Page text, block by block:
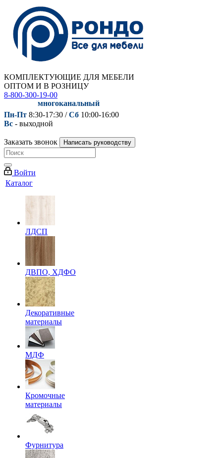
КОМПЛЕКТУЮЩИЕ ДЛЯ МЕБЕЛИ
ОПТОМ И В РОЗНИЦУ
8-800-300-19-00
многоканальный
Пн-Пт 8:30-17:30 /Сб 10:00-16:00
Вс - выходной
Заказать звонок Написать руководству
Войти
Каталог
ЛДСП
ДВПО, ХДФО
Декоративные
материалы
МДФ
Кромочные
материалы
Фурнитура